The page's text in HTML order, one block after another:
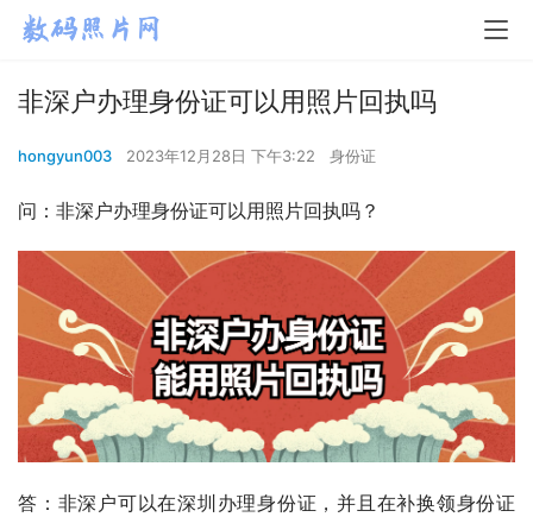
非深户办理身份证可以用照片回执吗
hongyun003 2023年12月28日 下午3:22 身份证
问：非深户办理身份证可以用照片回执吗？
答：非深户可以在深圳办理身份证，并且在补换领身份证